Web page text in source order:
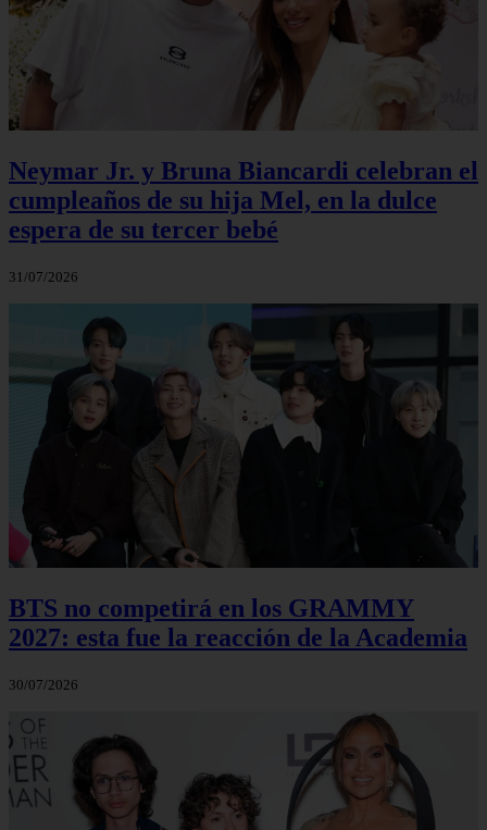
Neymar Jr. y Bruna Biancardi celebran el
cumpleaños de su hija Mel, en la dulce
espera de su tercer bebé
31/07/2026
BTS no competirá en los GRAMMY
2027: esta fue la reacción de la Academia
30/07/2026